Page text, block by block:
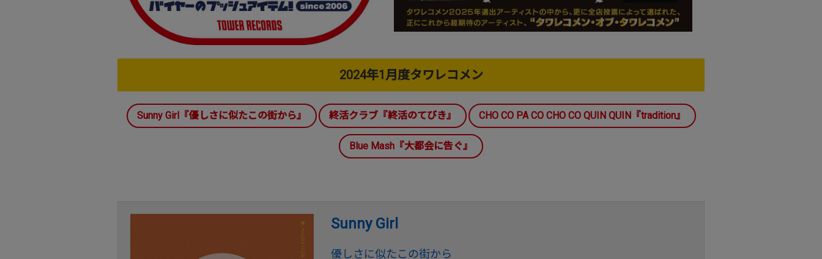
2024年1月度タワレコメン
Sunny Girl『優しさに似たこの街から』 終活クラブ『終活のてびき』 CHO CO PA CO CHO CO QUIN QUIN『tradition』
Blue Mash『大都会に告ぐ』
Sunny Girl
優しさに似たこの街から